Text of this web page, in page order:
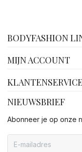
BODYFASHION
MIJN ACCOUNT
KLANTENSERVICE
NIEUWSBRIEF
Abonneer je op onze